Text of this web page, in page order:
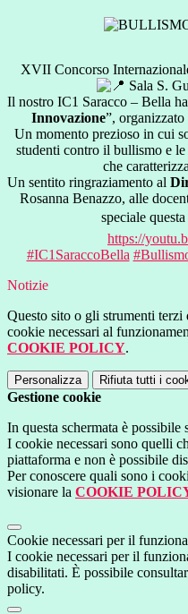
XVII Concorso
Sala S.
Il nostro IC1 Saracco – Bella
Innovazione”,
Un momento prezioso in cui
studenti contro il bullismo e
che
Un sentito ringraziamento al
Rosanna Benazzo, alle
speciale
https://
#IC1SaraccoBella
Notizie
Questo sito o gli strumenti
cookie necessari al
COOKIE POLICY.
Personalizza Rifiuta tutti i
Gestione cookie
In questa schermata è
I cookie necessari sono quelli
piattaforma e non è possibile
Per conoscere quali sono i
visionare la COOKIE
Cookie necessari per il
I cookie necessari per il
disabilitati. È possibile
policy.